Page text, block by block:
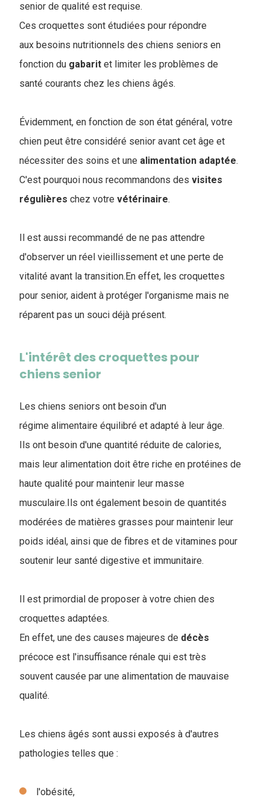
senior de qualité est requise.
Ces croquettes sont étudiées pour répondre
aux besoins nutritionnels des chiens seniors en
fonction du gabarit et limiter les problèmes de
santé courants chez les chiens âgés.
Évidemment, en fonction de son état général, votre
chien peut être considéré senior avant cet âge et
nécessiter des soins et une alimentation adaptée.
C'est pourquoi nous recommandons des visites
régulières chez votre vétérinaire.
Il est aussi recommandé de ne pas attendre
d'observer un réel vieillissement et une perte de
vitalité avant la transition.En effet, les croquettes
pour senior, aident à protéger l'organisme mais ne
réparent pas un souci déjà présent.
L'intérêt des croquettes pour
chiens senior
Les chiens seniors ont besoin d'un
régime alimentaire équilibré et adapté à leur âge.
Ils ont besoin d'une quantité réduite de calories,
mais leur alimentation doit être riche en protéines de
haute qualité pour maintenir leur masse
musculaire.Ils ont également besoin de quantités
modérées de matières grasses pour maintenir leur
poids idéal, ainsi que de fibres et de vitamines pour
soutenir leur santé digestive et immunitaire.
Il est primordial de proposer à votre chien des
croquettes adaptées.
En effet, une des causes majeures de décès
précoce est l'insuffisance rénale qui est très
souvent causée par une alimentation de mauvaise
qualité.
Les chiens âgés sont aussi exposés à d'autres
pathologies telles que :
l'obésité,